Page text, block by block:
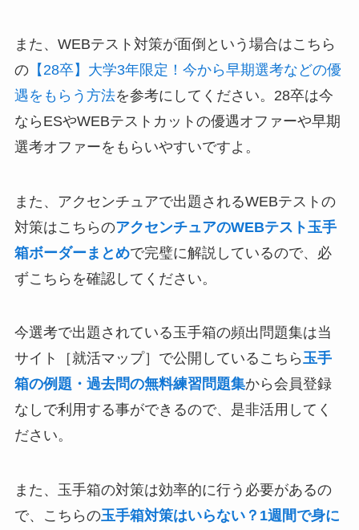
また、WEBテスト対策が面倒という場合はこちら
の【28卒】大学3年限定！今から早期選考などの優
遇をもらう方法を参考にしてください。28卒は今
ならESやWEBテストカットの優遇オファーや早期
選考オファーをもらいやすいですよ。
また、アクセンチュアで出題されるWEBテストの
対策はこちらのアクセンチュアのWEBテスト玉手
箱ボーダーまとめで完璧に解説しているので、必
ずこちらを確認してください。
今選考で出題されている玉手箱の頻出問題集は当
サイト［就活マップ］で公開しているこちら玉手
箱の例題・過去問の無料練習問題集から会員登録
なしで利用する事ができるので、是非活用してく
ださい。
また、玉手箱の対策は効率的に行う必要があるの
で、こちらの玉手箱対策はいらない？1週間で身に